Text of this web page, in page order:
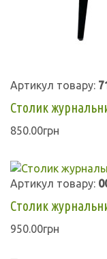
Артикул товару:
Столик
850.00грн
Артикул товару:
Столик
950.00грн